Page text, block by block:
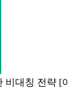
비대칭 전략 [